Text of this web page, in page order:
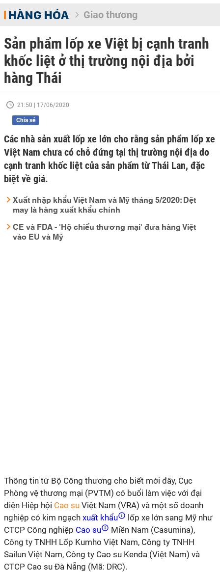
HÀNG HÓA Giao thương
Sản phẩm lốp xe Việt bị cạnh tranh
khốc liệt ở thị trường nội địa bởi
hàng Thái
21:50 | 17/06/2020
Chia sẻ
Các nhà sản xuất lốp xe lớn cho rằng sản phẩm lốp xe
Việt Nam chưa có chỗ đứng tại thị trường nội địa do
cạnh tranh khốc liệt của sản phẩm từ Thái Lan, đặc
biệt về giá.
Xuất nhập khẩu Việt Nam và Mỹ tháng 5/2020: Dệt
may là hàng xuất khẩu chính
CE và FDA - 'Hộ chiếu thương mại' đưa hàng Việt
vào EU và Mỹ
Thông tin từ Bộ Công thương cho biết mới đây, Cục
Phòng vệ thương mại (PVTM) có buổi làm việc với đại
diện Hiệp hội Cao su Việt Nam (VRA) và một số doanh
nghiệp có kim ngạch xuất khẩu
lốp xe lớn sang Mỹ như
CTCP Công nghiệp Cao su
Miền Nam (Casumina),
Công ty TNHH Lốp Kumho Việt Nam, Công ty TNHH
Sailun Việt Nam, Công ty Cao su Kenda (Việt Nam) và
CTCP Cao su Đà Nẵng (Mã: DRC).